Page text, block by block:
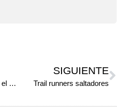
En Australia, continúa el UTWT
SIGUIENTE
Trail runners saltadores